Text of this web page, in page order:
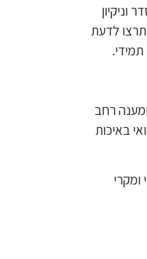
תרצו לדעת
רחב
באיכות
ומקרי